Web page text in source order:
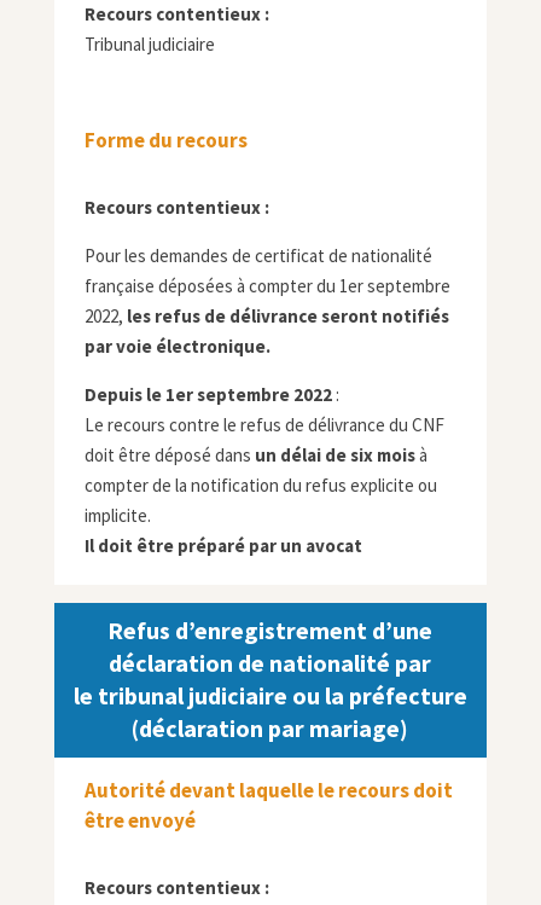
Recours contentieux :
Tribunal judiciaire
Forme du recours
Recours contentieux :
Pour les demandes de certificat de nationalité
française déposées à compter du 1er septembre
2022, les refus de délivrance seront notifiés
par voie électronique.
Depuis le 1er septembre 2022:
Le recours contre le refus de délivrance du CNF
doit être déposé dans un délai de six moisà
compter de la notification du refus explicite ou
implicite.
Il doit être préparé par un avocat
Refus d’enregistrement d’une
déclaration de nationalité par
le tribunal judiciaire ou la préfecture
(déclaration par mariage)
Autorité devant laquelle le recours doit
être envoyé
Recours contentieux :